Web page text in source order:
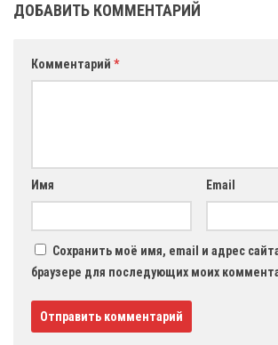
ДОБАВИТЬ КОММЕНТАРИЙ
Комментарий *
Имя Email
Сохранить моё имя, email и адрес
браузере для последующих моих